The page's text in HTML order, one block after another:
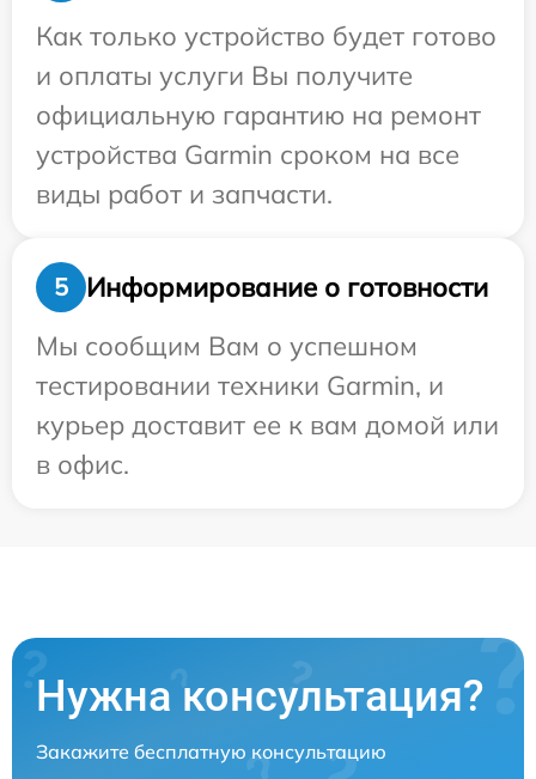
Как только устройство будет готово
и оплаты услуги Вы получите
официальную гарантию на ремонт
устройства Garmin сроком на все
виды работ и запчасти.
5
Информирование о готовности
Мы сообщим Вам о успешном
тестировании техники Garmin, и
курьер доставит ее к вам домой или
в офис.
Нужна консультация?
Закажите бесплатную консультацию